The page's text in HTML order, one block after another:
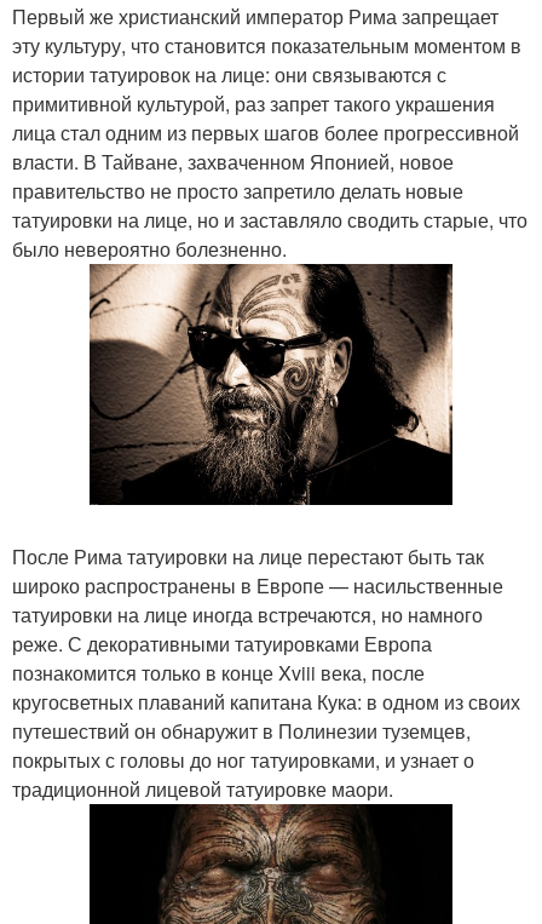
Первый же христианский император Рима запрещает
эту культуру, что становится показательным моментом в
истории татуировок на лице: они связываются с
примитивной культурой, раз запрет такого украшения
лица стал одним из первых шагов более прогрессивной
власти. В Тайване, захваченном Японией, новое
правительство не просто запретило делать новые
татуировки на лице, но и заставляло сводить старые, что
было невероятно болезненно.
После Рима татуировки на лице перестают быть так
широко распространены в Европе — насильственные
татуировки на лице иногда встречаются, но намного
реже. С декоративными татуировками Европа
познакомится только в конце Xviii века, после
кругосветных плаваний капитана Кука: в одном из своих
путешествий он обнаружит в Полинезии туземцев,
покрытых с головы до ног татуировками, и узнает о
традиционной лицевой татуировке маори.